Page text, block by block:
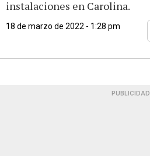
instalaciones en Carolina.
18 de marzo de 2022 - 1:28 pm
PUBLICIDAD